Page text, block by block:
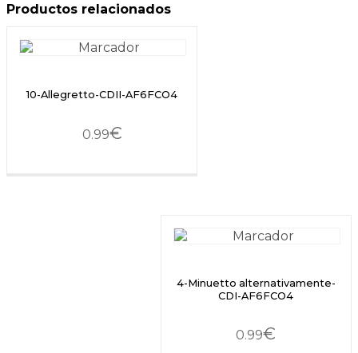
Productos relacionados
10-Allegretto-CDII-AF6FCO4
0.99€
4-Minuetto alternativamente-
CDI-AF6FCO4
0.99€